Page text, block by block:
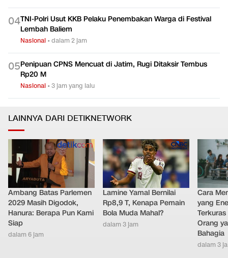
04TNI-Polri Usut KKB Pelaku Penembakan Warga di Festival
Lembah Baliem
Nasional •dalam 2 jam
05Penipuan CPNS Mencuat di Jatim, Rugi Ditaksir Tembus
Rp20 M
Nasional •3 jam yang lalu
LAINNYA DARI DETIKNETWORK
Ambang Batas Parlemen
2029 Masih Digodok,
Hanura: Berapa Pun Kami
Siap
dalam 6 jam
Lamine Yamal Bernilai
Rp8,9 T, Kenapa Pemain
Bola Muda Mahal?
dalam 3 jam
Cara
yang
Orang
Bahagia
dalam 3